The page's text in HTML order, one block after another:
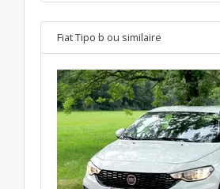
Fiat Tipo b ou similaire